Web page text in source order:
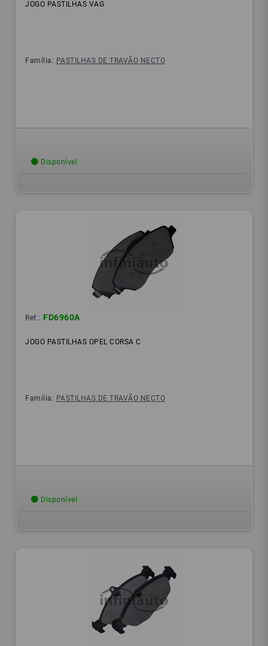
JOGO PASTILHAS VAG
Família: PASTILHAS DE TRAVÃO NECTO
Disponível
Ref.: FD6960A
JOGO PASTILHAS OPEL CORSA C
Família: PASTILHAS DE TRAVÃO NECTO
Disponível